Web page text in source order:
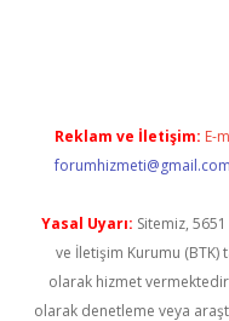
Reklam ve İletişim: E-
forumhizmeti@gmail.com
Yasal Uyarı: Sitemiz,
ve İletişim Kurumu (BTK)
olarak hizmet
olarak denetleme veya